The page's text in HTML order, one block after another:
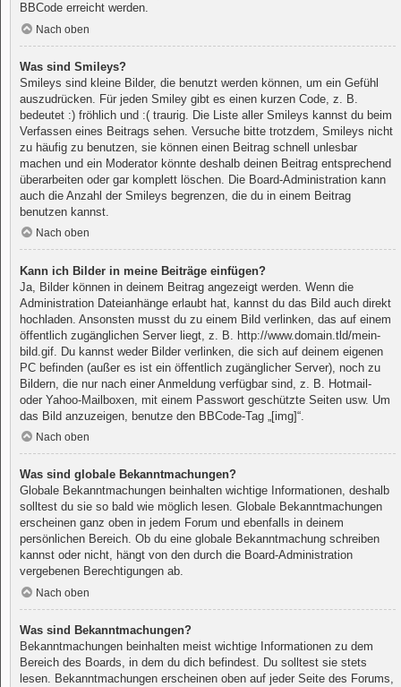
BBCode erreicht werden.
Nach oben
Was sind Smileys?
Smileys sind kleine Bilder, die benutzt werden können, um ein Gefühl
auszudrücken. Für jeden Smiley gibt es einen kurzen Code, z. B.
bedeutet :) fröhlich und :( traurig. Die Liste aller Smileys kannst du beim
Verfassen eines Beitrags sehen. Versuche bitte trotzdem, Smileys nicht
zu häufig zu benutzen, sie können einen Beitrag schnell unlesbar
machen und ein Moderator könnte deshalb deinen Beitrag entsprechend
überarbeiten oder gar komplett löschen. Die Board-Administration kann
auch die Anzahl der Smileys begrenzen, die du in einem Beitrag
benutzen kannst.
Nach oben
Kann ich Bilder in meine Beiträge einfügen?
Ja, Bilder können in deinem Beitrag angezeigt werden. Wenn die
Administration Dateianhänge erlaubt hat, kannst du das Bild auch direkt
hochladen. Ansonsten musst du zu einem Bild verlinken, das auf einem
öffentlich zugänglichen Server liegt, z. B. http://www.domain.tld/mein-
bild.gif. Du kannst weder Bilder verlinken, die sich auf deinem eigenen
PC befinden (außer es ist ein öffentlich zugänglicher Server), noch zu
Bildern, die nur nach einer Anmeldung verfügbar sind, z. B. Hotmail-
oder Yahoo-Mailboxen, mit einem Passwort geschützte Seiten usw. Um
das Bild anzuzeigen, benutze den BBCode-Tag „[img]“.
Nach oben
Was sind globale Bekanntmachungen?
Globale Bekanntmachungen beinhalten wichtige Informationen, deshalb
solltest du sie so bald wie möglich lesen. Globale Bekanntmachungen
erscheinen ganz oben in jedem Forum und ebenfalls in deinem
persönlichen Bereich. Ob du eine globale Bekanntmachung schreiben
kannst oder nicht, hängt von den durch die Board-Administration
vergebenen Berechtigungen ab.
Nach oben
Was sind Bekanntmachungen?
Bekanntmachungen beinhalten meist wichtige Informationen zu dem
Bereich des Boards, in dem du dich befindest. Du solltest sie stets
lesen. Bekanntmachungen erscheinen oben auf jeder Seite des Forums,